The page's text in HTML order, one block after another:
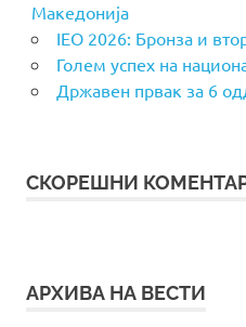
Македонија
IEO 2026: Бронза и
Голем успех на
Државен првак за 6
СКОРЕШНИ
АРХИВА НА ВЕСТИ